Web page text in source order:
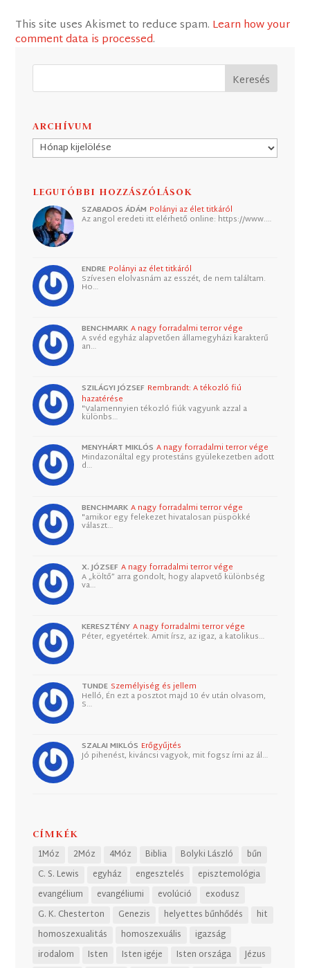
This site uses Akismet to reduce spam. Learn how your
comment data is processed.
ARCHÍVUM
Archívum
LEGUTÓBBI HOZZÁSZÓLÁSOK
SZABADOS ÁDÁM Polányi az élet titkáról
Az angol eredeti itt elérhető online: https://www.…
ENDRE Polányi az élet titkáról
Szívesen elolvasnám az esszét, de nem találtam.
Ho…
BENCHMARK A nagy forradalmi terror vége
A svéd egyház alapvetően államegyházi karakterű
an…
SZILÁGYI JÓZSEF Rembrandt: A tékozló fiú
hazatérése
"Valamennyien tékozló fiúk vagyunk azzal a
különbs…
MENYHÁRT MIKLÓS A nagy forradalmi terror vége
Mindazonáltal egy protestáns gyülekezetben adott
d…
BENCHMARK A nagy forradalmi terror vége
"amikor egy felekezet hivatalosan püspökké
választ…
X. JÓZSEF A nagy forradalmi terror vége
A „költő” arra gondolt, hogy alapvető különbség
va…
KERESZTÉNY A nagy forradalmi terror vége
Péter, egyetértek. Amit írsz, az igaz, a katolikus…
TUNDE Személyiség és jellem
Helló, Én ezt a posztot majd 10 év után olvasom,
S…
SZALAI MIKLÓS Erőgyűjtés
Jó pihenést, kiváncsi vagyok, mit fogsz írni az ál…
CÍMKÉK
1Móz 2Móz 4Móz Biblia Bolyki László
bűn
C. S. Lewis
egyház engesztelés
episztemológia
evangélium
evangéliumi evolúció
exodusz
G. K. Chesterton
Genezis helyettes bűnhődés
hit
homoszexualitás
homoszexuális
igazság
irodalom
Isten Isten igéje Isten országa
Jézus